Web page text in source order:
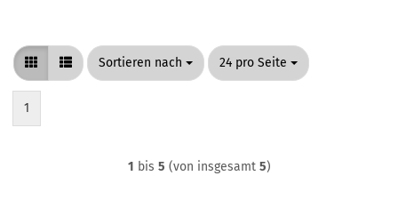
Sortieren nach
Sortieren nach 24 pro Seite
pro Seite
1
1 bis 5 (von insgesamt 5)